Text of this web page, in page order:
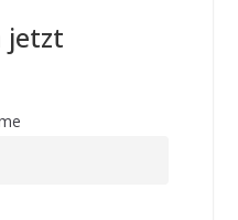
jetzt